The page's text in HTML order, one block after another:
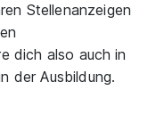
Stellenanzeigen
dich also auch in
der Ausbildung.